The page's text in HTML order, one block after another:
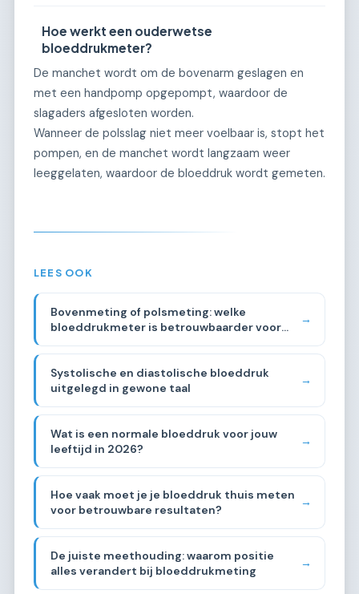
Hoe werkt een ouderwetse
bloeddrukmeter?
De manchet wordt om de bovenarm geslagen en
met een handpomp opgepompt, waardoor de
slagaders afgesloten worden.
Wanneer de polsslag niet meer voelbaar is, stopt het
pompen, en de manchet wordt langzaam weer
leeggelaten, waardoor de bloeddruk wordt gemeten.
LEES OOK
Bovenmeting of polsmeting: welke
bloeddrukmeter is betrouwbaarder voor
thuisgebruik?
→
Systolische en diastolische bloeddruk
uitgelegd in gewone taal
→
Wat is een normale bloeddruk voor jouw
leeftijd in 2026?
→
Hoe vaak moet je je bloeddruk thuis meten
voor betrouwbare resultaten?
→
De juiste meethouding: waarom positie
alles verandert bij bloeddrukmeting
→